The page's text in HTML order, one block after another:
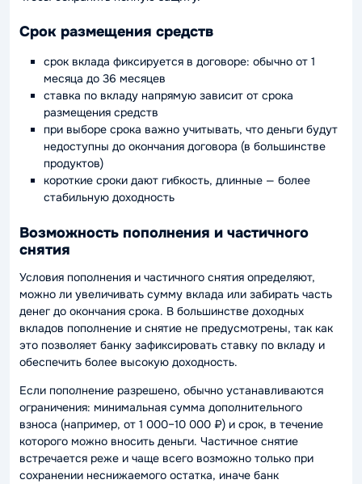
Срок размещения средств
срок вклада фиксируется в договоре: обычно от 1
месяца до 36 месяцев
ставка по вкладу напрямую зависит от срока
размещения средств
при выборе срока важно учитывать, что деньги будут
недоступны до окончания договора (в большинстве
продуктов)
короткие сроки дают гибкость, длинные — более
стабильную доходность
Возможность пополнения и частичного
снятия
Условия пополнения и частичного снятия определяют,
можно ли увеличивать сумму вклада или забирать часть
денег до окончания срока. В большинстве доходных
вкладов пополнение и снятие не предусмотрены, так как
это позволяет банку зафиксировать ставку по вкладу и
обеспечить более высокую доходность.
Если пополнение разрешено, обычно устанавливаются
ограничения: минимальная сумма дополнительного
взноса (например, от 1 000–10 000 ₽) и срок, в течение
которого можно вносить деньги. Частичное снятие
встречается реже и чаще всего возможно только при
сохранении неснижаемого остатка, иначе банк